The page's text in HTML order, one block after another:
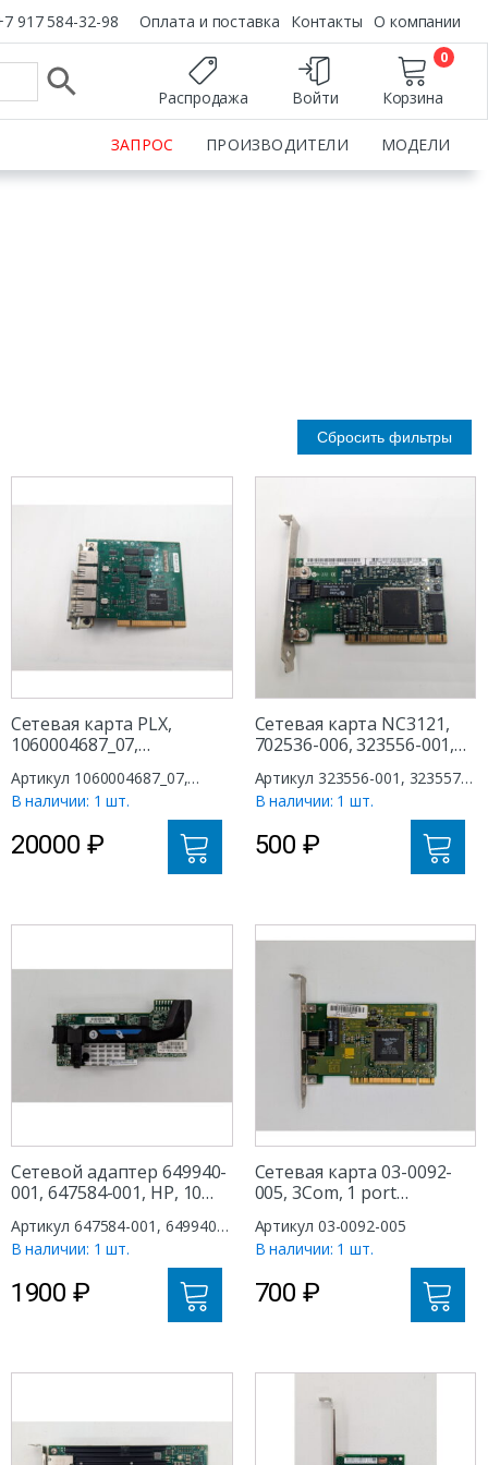
917 584-32-98 Оплата и поставка Контакты О компании
Распродажа Войти Корзина
0
ЗАПРОС ПРОИЗВОДИТЕЛИ МОДЕЛИ
Сбросить фильтры
Сетевая карта PLX,
1060004687_07,
RJ45
Артикул 1060004687_07,
1060113923-01
В наличии: 1 шт.
20000₽
Сетевая карта NC3121,
702536-006, 323556-001,
RJ45/LAN, PCI
Артикул 323556-001, 323557-
001, 702536-006, NC3121
В наличии: 1 шт.
500₽
Сетевой адаптер 649940-
001, 647584-001, HP, 10
Артикул 647584-001, 649940-
001
В наличии: 1 шт.
1900₽
Сетевая карта 03-0092-
005, 3Com, 1 port
Артикул 03-0092-005
В наличии: 1 шт.
700₽